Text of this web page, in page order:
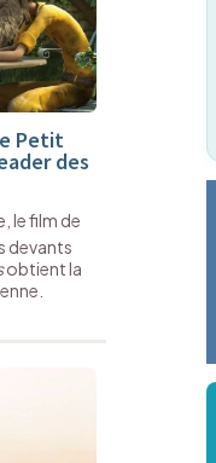
Petit
des
le film de
devants
obtient la